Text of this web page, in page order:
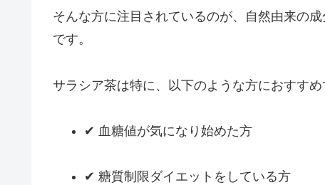
そんな方に注目されているのが、自然由来の
です。
サラシア茶は特に、以下のような方におすすめ
✔ 血糖値が気になり始めた方
✔ 糖質制限ダイエットをしている方